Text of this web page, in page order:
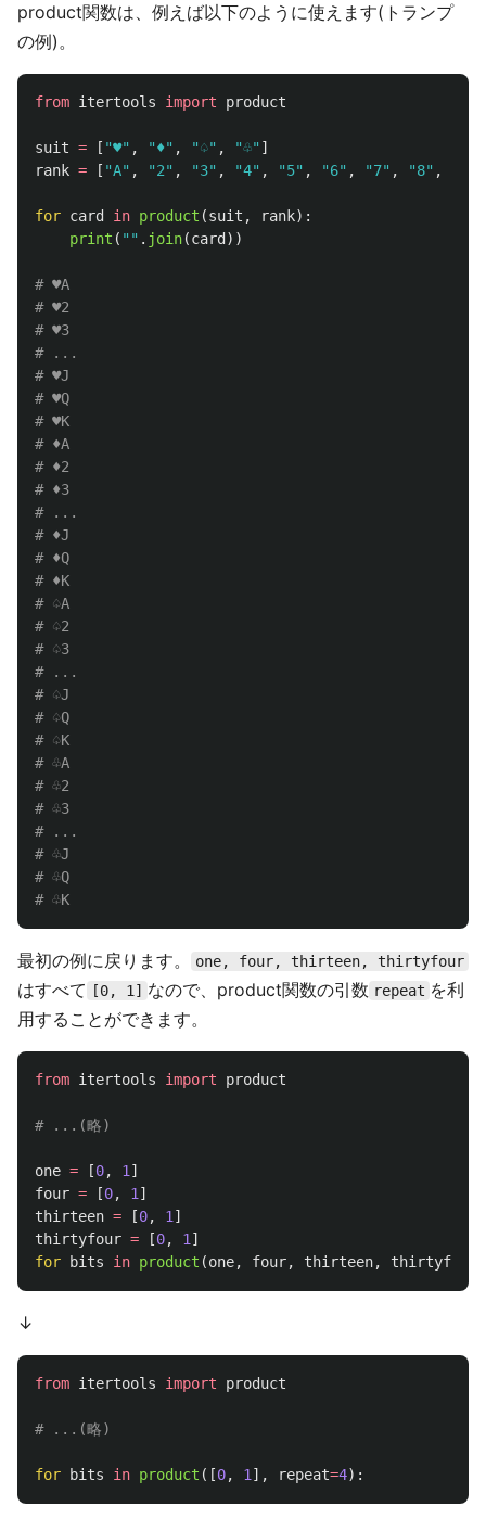
product関数は、例えば以下のように使えます(トランプ
の例)。
from itertools import product
suit = [ "♥" , "♦" , "♤" , "♧" ]
rank = [ "A" , "2" , "3" , "4" , "5" , "6" , "7" , "8" ,
for card in product (suit , rank):
print ( "" . join(card ))
# ♥A
# ♥2
# ♥3
# ...
# ♥J
# ♥Q
# ♥K
# ♦A
# ♦2
# ♦3
# ...
# ♦J
# ♦Q
# ♦K
# ♤A
# ♤2
# ♤3
# ...
# ♤J
# ♤Q
# ♤K
# ♧A
# ♧2
# ♧3
# ...
# ♧J
# ♧Q
最初の例に戻ります。 one, four, thirteen, thirtyfour
はすべて [0, 1] なので、product関数の引数 repeat を利
用することができます。
from itertools import product
one = [0, 1 ]
four = [0, 1 ]
thirteen = [0, 1 ]
thirtyfour = [0, 1 ]
for
bits in product (one, four, thirteen, thirtyfour
↓
from itertools import product
for bits in product ([0, 1 ], repeat=4):